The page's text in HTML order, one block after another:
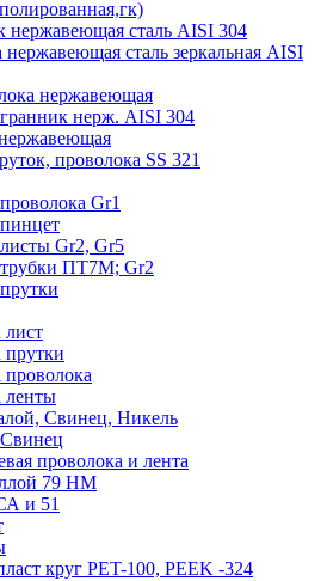
нержавеющая сталь AISI 304
нержавеющая сталь зеркальная AISI
нержавеющая
нерж. AISI 304
проволока SS 321
Gr1
Gr2, Gr5
ПТ7М; Gr2
лист
прутки
проволока
ленты
Свинец, Никель
проволока и лента
79 НМ
и 51
круг PET-100, PEEK -324